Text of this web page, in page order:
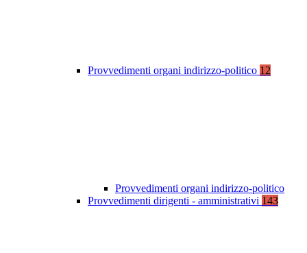
Provvedimenti organi indirizzo-politico 12
Provvedimenti organi indirizzo-politico
Provvedimenti dirigenti - amministrativi 143